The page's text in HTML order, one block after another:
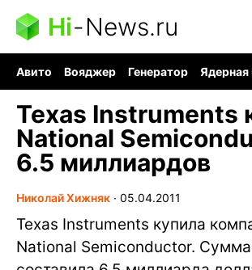
Hi-News.ru
Авито Вояджер Генератор
Ядерная
Texas Instruments
National
6.5 миллиардов
Николай Хижняк ∙ 05.04.2011
Texas Instruments купила
National Semiconductor.